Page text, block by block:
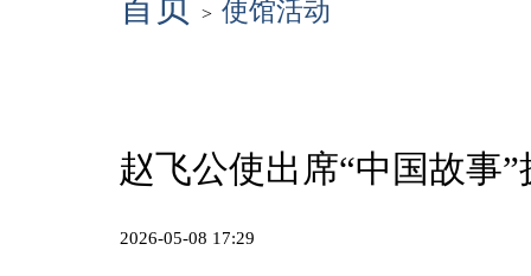
> 使馆活动
赵飞公使出席“中国故事
2026-05-08 17:29